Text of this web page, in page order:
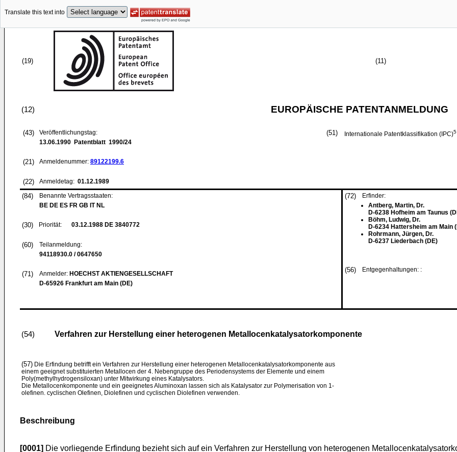
Translate this text into
(19) (11)
(12) EUROPÄISCHE PATENTANMELDUNG
(43)
Veröffentlichungstag:
13.06.1990 Patentblatt 1990/24
(21) Anmeldenummer: 89122199.6
(22) Anmeldetag: 01.12.1989
(51) Internationale Patentklassifikation (IPC)5
(84)
Benannte Vertragsstaaten:
BE DE ES FR GB IT NL
(30) Priorität: 03.12.1988 DE 3840772
(60)
Teilanmeldung:
94118930.0 / 0647650
(71) Anmelder: HOECHST AKTIENGESELLSCHAFT
D-65926 Frankfurt am Main (DE)
(72)
Erfinder:
Antberg, Martin, Dr.
D-6238 Hofheim am Taunus
Böhm, Ludwig, Dr.
D-6234 Hattersheim am Main
Rohrmann, Jürgen, Dr.
D-6237 Liederbach (DE)
(56) Entgegenhaltungen: :
(54) Verfahren zur Herstellung einer heterogenen Metallocenkatalysatorkomponente
(57) Die Erfindung betrifft ein Verfahren zur Herstellung einer heterogenen Metallocenkatalysatorkomponente aus
einem geeignet substituierten Metallocen der 4. Nebengruppe des Periodensystems der Elemente und einem
Poly(methylhydrogensiloxan) unter Mitwirkung eines Katalysators.
Die Metallocenkomponente und ein geeignetes Aluminoxan lassen sich als Katalysator zur Polymerisation von 1-
olefinen. cyclischen Olefinen, Diolefinen und cyclischen Diolefinen verwenden.
Beschreibung
[0001] Die vorliegende Erfindung bezieht sich auf ein Verfahren zur Herstellung von heterogenen